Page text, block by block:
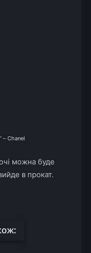
– Chanel
можна буде
в прокат.